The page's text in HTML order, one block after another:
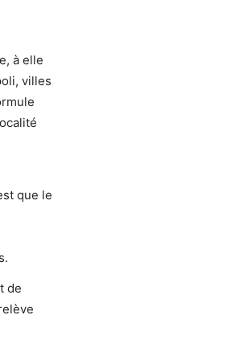
à elle
villes
que le
de